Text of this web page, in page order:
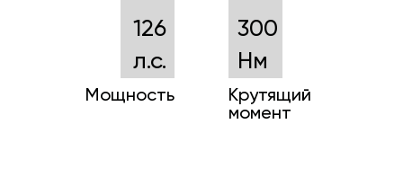
126
л.с.
Мощность
300
Нм
Крутящий
момент